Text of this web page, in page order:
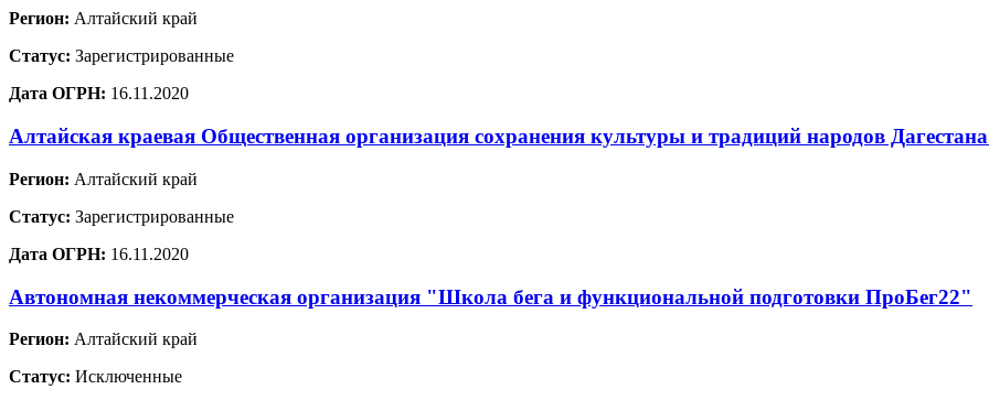
Регион: Алтайский край
Статус: Зарегистрированные
Дата ОГРН: 16.11.2020
Алтайская краевая Общественная организация сохранения культуры и традиций народов
Регион: Алтайский край
Статус: Зарегистрированные
Дата ОГРН: 16.11.2020
Автономная некоммерческая организация "Школа бега и функциональной подготовки ПроБег22"
Регион: Алтайский край
Статус: Исключенные